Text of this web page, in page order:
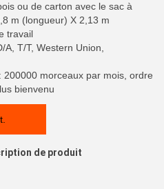
ou de carton avec le sac à
m (longueur) X 2,13 m
travail
T/T, Western Union,
morceaux par mois, ordre
bienvenu
de produit